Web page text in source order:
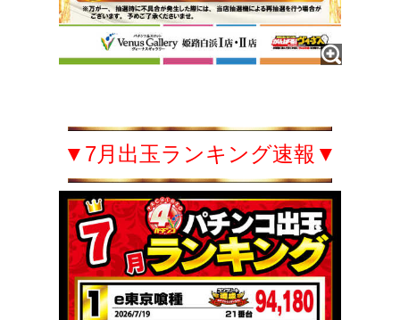
▼7月出玉ランキング速報▼